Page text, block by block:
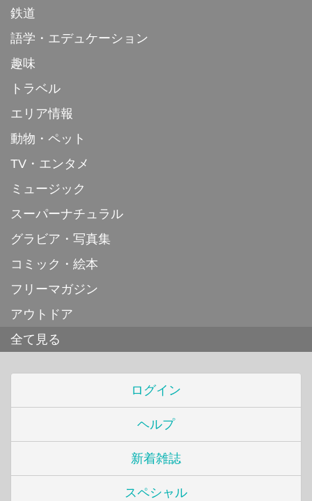
鉄道
語学・エデュケーション
趣味
トラベル
エリア情報
動物・ペット
TV・エンタメ
ミュージック
スーパーナチュラル
グラビア・写真集
コミック・絵本
フリーマガジン
アウトドア
全て見る
ログイン
ヘルプ
新着雑誌
スペシャル